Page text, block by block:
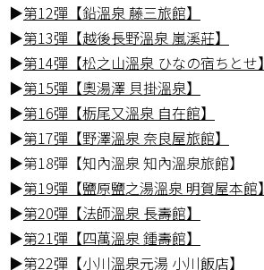
▶第12彈【鉛溫泉 藤三旅館】
▶第13彈【越後長野溫泉 嵐溪莊】
▶第14彈【松之山溫泉 ひなの宿ちとせ】
▶第15彈【奧湯澤 貝掛溫泉】
▶第16彈【栃尾又溫泉 自在館】
▶第17彈【野澤溫泉 奈良屋旅館】
▶第18彈【知內溫泉 知內溫泉旅館】
▶第19彈【鹽原鹽之湯溫泉 明賀屋本館】
▶第20彈【法師溫泉 長壽館】
▶第21彈【四萬溫泉 鍾壽館】
▶第22彈【小川溫泉元湯 小川飯店】